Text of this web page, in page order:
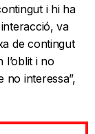
i hi ha
va
de contingut
i no
no interessa”,